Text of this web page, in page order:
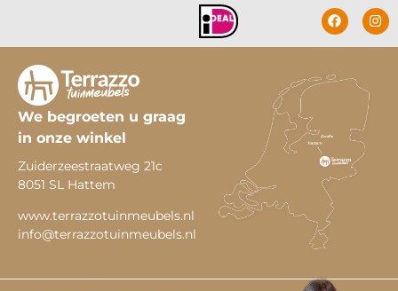
We begroeten u graag
in onze winkel
Zuiderzeestraatweg 21c
8051 SL Hattem
www.terrazzotuinmeubels.nl
info@terrazzotuinmeubels.nl